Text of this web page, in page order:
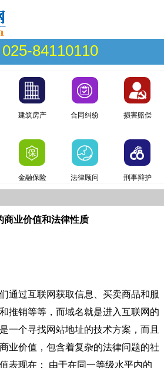
025-84110110
建筑房产 合同纠纷 损害赔偿
金融保险 法律顾问 刑事辩护
商业价值和法律性质
通过互联网获取信息、买卖商品和服
推销等等，而域名就是进入互联网的
一个寻找网站地址的技术方案，而且
业价值，包含着复杂的法律问题的社
表现在： 由于在同一等级水平内的